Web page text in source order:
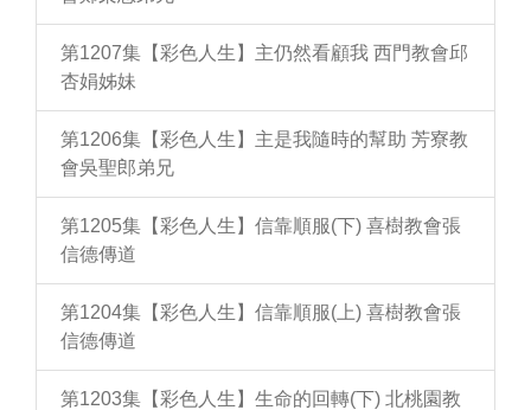
第1207集【彩色人生】主仍然看顧我 西門教會邱
杏娟姊妹
第1206集【彩色人生】主是我隨時的幫助 芳寮教
會吳聖郎弟兄
第1205集【彩色人生】信靠順服(下) 喜樹教會張
信德傳道
第1204集【彩色人生】信靠順服(上) 喜樹教會張
信德傳道
第1203集【彩色人生】生命的回轉(下) 北桃園教